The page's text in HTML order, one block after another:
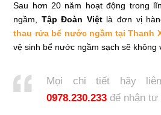
Sau hơn 20 năm hoạt động trong
ngầm, Tập Đoàn Việtlà đơn vị
thau rửa bể nước ngầm tại Thanh
vệ sinh bể nước ngầm sạch sẽ không
Mọi chi tiết hãy
0978.230.233 để nhận tư